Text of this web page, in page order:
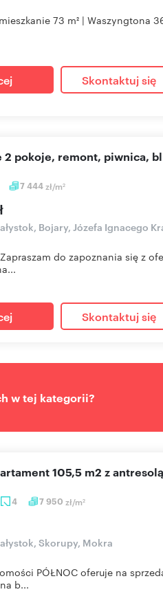
73 m² | Waszyngtona
Skontaktuj się
7 444zł/m2
2 pokoje, remont, piwnica,
Bojary, Józefa Ignacego
do zapoznania się z
Skontaktuj się
w tej kategorii?
4 7 950 zł/m2
105,5 m2 z
Skorupy, Mokra
PÓŁNOC oferuje na
b...